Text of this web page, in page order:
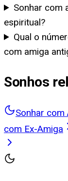
Sonhar com
espiritual?
Qual o
com amiga
Sonhos
Sonhar
com Ex-Amiga